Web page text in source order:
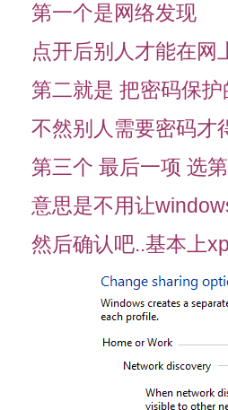
第一个是网络发现
点开后别人才能在网
第二就是 把密码保护
不然别人需要密码才
第三个 最后一项 选
意思是不用让
然后确认吧..基本上